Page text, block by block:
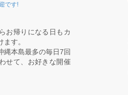
です!
お帰りになる日もカ
す。
縄本島最多の毎日7回
せて、お好きな開催